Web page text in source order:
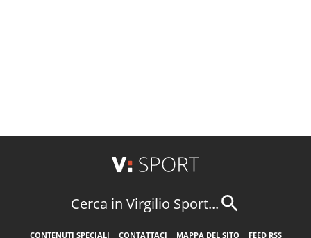
Cerca in Virgilio Sport...
CONTENUTI SPECIALI CONTATTACI MAPPA DEL SITO FEED RSS